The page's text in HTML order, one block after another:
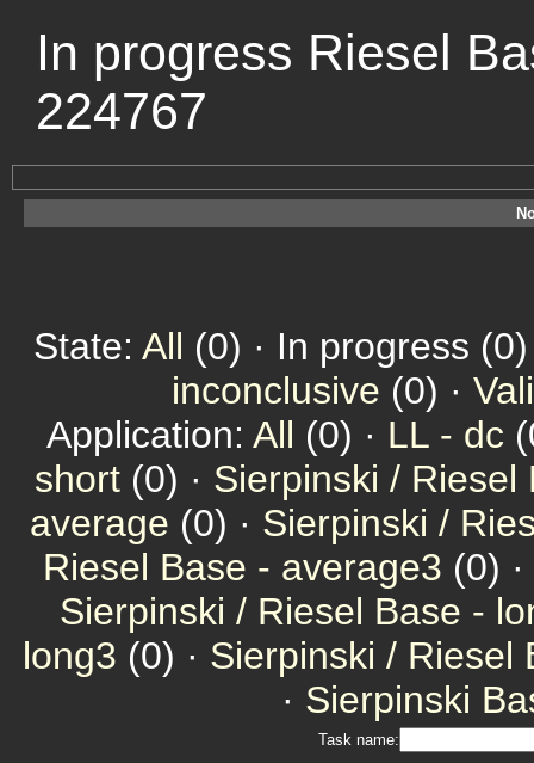
In progress Riesel
224767
State: All (0) · In progress
inconclusive (0) ·
Application: All (0) · LL - dc
short (0) · Sierpinski / Riesel
average (0) · Sierpinski /
Riesel Base - average3 (0) ·
Sierpinski / Riesel Base -
long3 (0) · Sierpinski / Riesel
· Sierpinski
Task name: